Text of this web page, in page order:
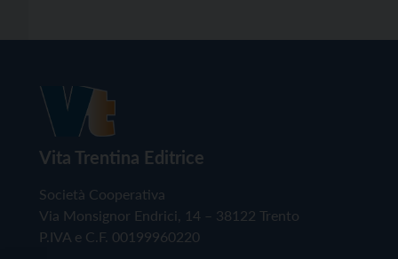
Vita Trentina Editrice
Società Cooperativa
Via Monsignor Endrici, 14 – 38122 Trento
P.IVA e C.F. 00199960220